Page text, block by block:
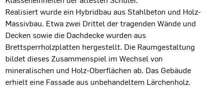
Realisiert wurde ein Hybridbau aus Stahlbeton und Holz-
Massivbau. Etwa zwei Drittel der tragenden Wände und
Decken sowie die Dachdecke wurden aus
Brettsperrholzplatten hergestellt. Die Raumgestaltung
bildet dieses Zusammenspiel im Wechsel von
mineralischen und Holz-Oberflächen ab. Das Gebäude
erhielt eine Fassade aus unbehandeltem Lärchenholz.